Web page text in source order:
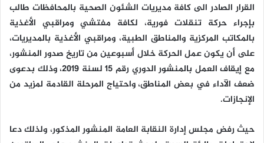
القرار الصادر الى كافة مديريات الشئون الصحية بالمحافظات طالب
بإجراء حركة تنقلات فورية، لكافة مفتشي ومراقبي الأغذية
بالمكاتب المركزية والمناطق الطبية، ومراقبي الأغذية بالمديريات،
على أن يكون عمل الحركة خلال أسبوعين من تاريخ صدور المنشور،
مع إيقاف العمل بالمنشور الدوري رقم 15 لسنة 2019، وذلك بدعوى
ضعف الآداء في بعض المناطق، واحتياج المرحلة القادمة لمزيد من
الإنجازات.
حيث رفض مجلس إدارة النقابة العامة المنشور المذكور، ولذلك دعا